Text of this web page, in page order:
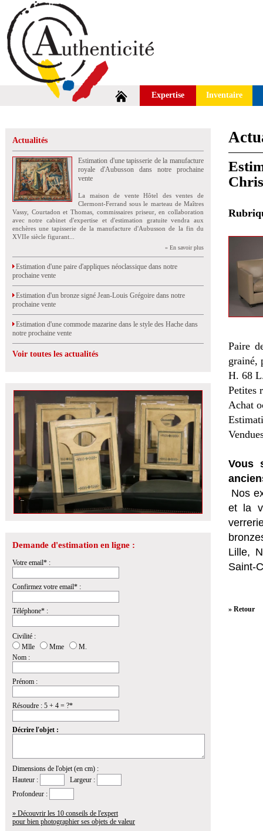
Expertise Inventaire
Actualités
Estimation d'une tapisserie de la manufacture
royale d'Aubusson dans notre prochaine
vente
La maison de vente Hôtel des ventes de
Clermont-Ferrand sous le marteau de Maîtres
Vassy, Courtadon et Thomas, commissaires priseur, en collaboration
avec notre cabinet d'expertise et d'estimation gratuite vendra aux
enchères une tapisserie de la manufacture d'Aubusson de la fin du
XVIIe siècle figurant...
» En savoir plus
Estimation d'une paire d'appliques néoclassique dans notre
prochaine vente
Estimation d'un bronze signé Jean-Louis Grégoire dans notre
prochaine vente
Estimation d'une commode mazarine dans le style des Hache dans
notre prochaine vente
Voir toutes les actualités
Demande d'estimation en ligne :
Votre email* :
Confirmez votre email* :
Téléphone* :
Civilité :
Mlle
Mme
M.
Nom :
Prénom :
Résoudre : 5 + 4 = ?*
Décrire l'objet :
Dimensions de l'objet (en cm) :
Hauteur :
Largeur :
Profondeur :
» Découvrir les 10 conseils de l'expert
pour bien photographier ses objets de valeur
Paire
grainé,
H. 68
Petites
Achat
Vous
Nos
et la
Lille,
Saint-
» Retour